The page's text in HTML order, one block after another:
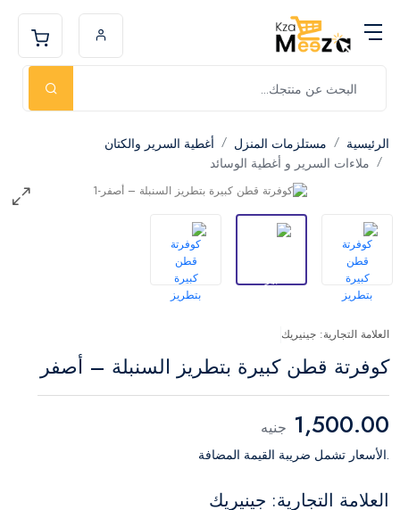
الرئيسية مستلزمات المنزل
أغطية السرير والكتان
ملاءات السرير و أغطية الوسائد
العلامة التجارية: جينيريك
كوفرتة قطن كبيرة بتطريز السنبلة – أصفر
1,500.00 جنيه
.الأسعار تشمل ضريبة القيمة المضافة
العلامة التجارية: جينيريك